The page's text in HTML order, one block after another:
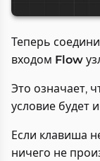
Теперь
входом Flow
Это означает,
условие будет
Если клавиша
ничего не